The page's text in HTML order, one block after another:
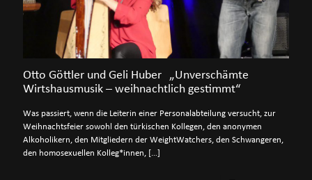
Otto Göttler und Geli Huber „Unverschämte
Wirtshausmusik – weihnachtlich gestimmt“
Was passiert, wenn die Leiterin einer Personalabteilung versucht, zur
Weihnachtsfeier sowohl den türkischen Kollegen, den anonymen
Alkoholikern, den Mitgliedern der WeightWatchers, den Schwangeren,
den homosexuellen Kolleg*innen, […]